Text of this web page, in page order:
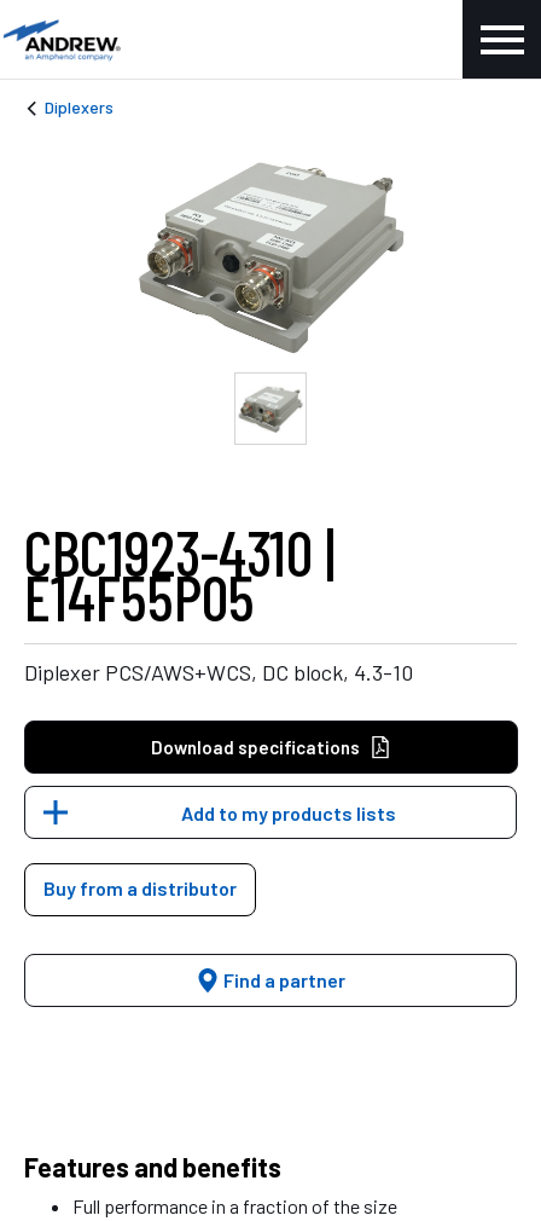
Diplexers
CBC1923-4310 |
E14F55P05
Diplexer PCS/AWS+WCS, DC block, 4.3-10
Download specifications
Add to my products lists
Buy from a distributor
Find a partner
Features and benefits
Full performance in a fraction of the size